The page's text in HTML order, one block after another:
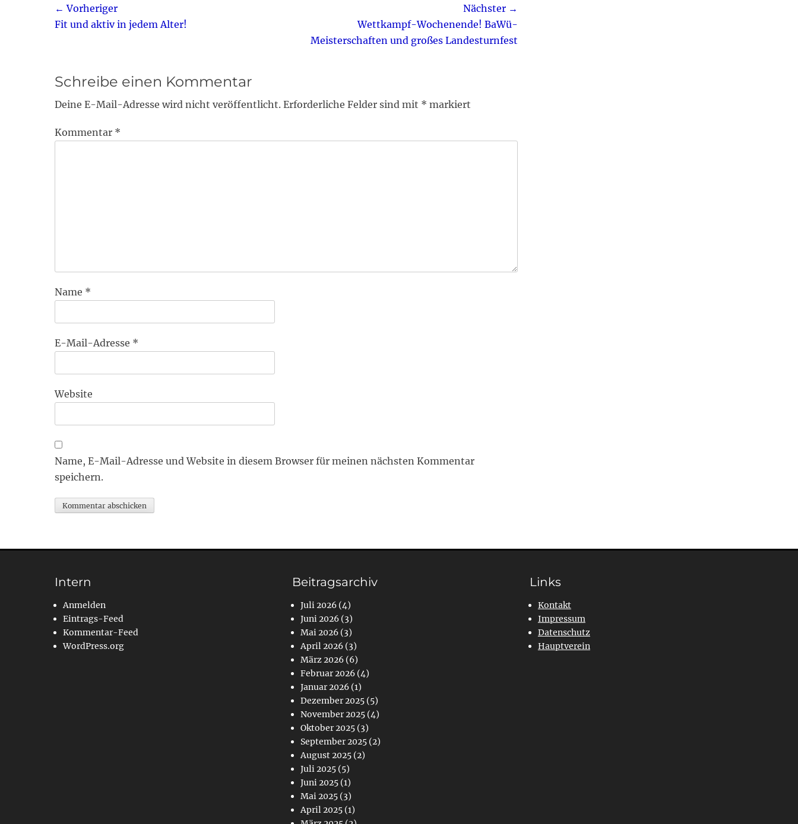
Beitragsnavigation
← Vorheriger
Vorheriger
Fit und aktiv in jedem Alter!
Nächster →
Beitrag:
Wettkampf-Wochenende! BaWü-
Meisterschaften und großes Landesturnfest
Schreibe einen Kommentar
Deine E-Mail-Adresse wird nicht veröffentlicht. Erforderliche Felder sind mit * markiert
Kommentar *
Name *
E-Mail-Adresse *
Website
Name, E-Mail-Adresse und Website in diesem Browser für meinen nächsten Kommentar
speichern.
Intern
Anmelden
Eintrags-Feed
Kommentar-Feed
WordPress.org
Beitragsarchiv
Juli 2026(4)
Juni 2026(3)
Mai 2026(3)
April 2026(3)
März 2026(6)
Februar 2026(4)
Januar 2026(1)
Dezember 2025(5)
November 2025(4)
Oktober 2025(3)
September 2025(2)
August 2025(2)
Juli 2025(5)
Juni 2025(1)
Mai 2025(3)
April 2025(1)
Links
Kontakt
Impressum
Datenschutz
Hauptverein